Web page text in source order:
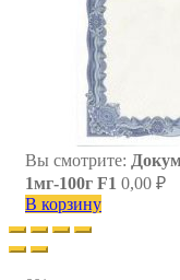
Вы смотрите:
1мг-100г F1 0,00 ₽
В корзину